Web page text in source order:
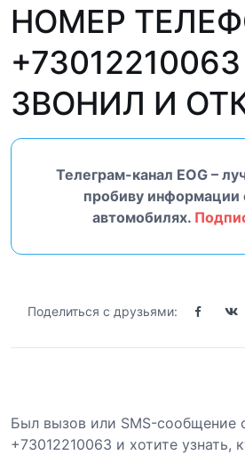
НОМЕР
ЗВОНИЛ И
Телеграм-канал EOG –
пробиву информации
автомобилях.
Поделиться с друзьями:
Был вызов или SMS-сообщение
+73012210063 и хотите узнать,